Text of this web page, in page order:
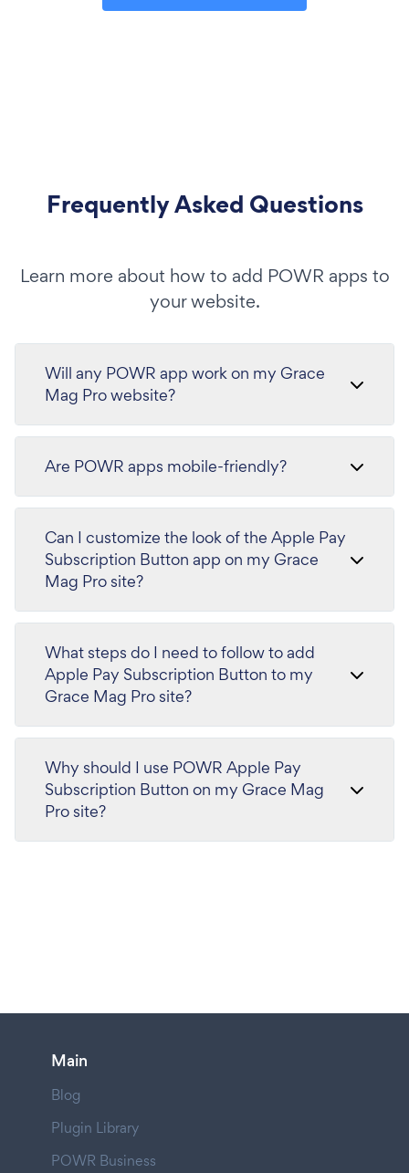
Frequently Asked Questions
Learn more about how to add POWR apps to
your website.
Will any POWR app work on my Grace
Mag Pro website?
Are POWR apps mobile-friendly?
Can I customize the look of the Apple Pay
Subscription Button app on my Grace
Mag Pro site?
What steps do I need to follow to add
Apple Pay Subscription Button to my
Grace Mag Pro site?
Why should I use POWR Apple Pay
Subscription Button on my Grace Mag
Pro site?
Main
Blog
Plugin Library
POWR Business